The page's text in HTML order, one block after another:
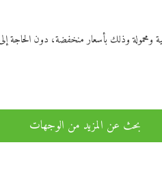
ومحمولة وذلك بأسعار منخفضة، دون
بحث عن المزيد من الوجهات